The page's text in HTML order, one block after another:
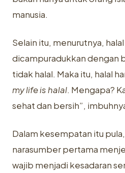
manusia.
Selain itu, menurutnya,
dicampuradukkan dengan
tidak halal. Maka itu, halal
my life is halal. Mengapa?
sehat dan bersih”,
Dalam kesempatan itu
narasumber pertama
wajib menjadi kesadaran